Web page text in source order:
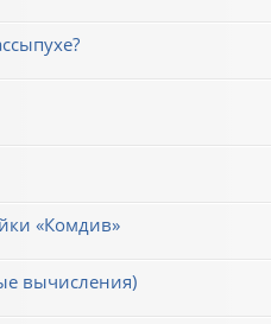
«Комдив»
вычисления)